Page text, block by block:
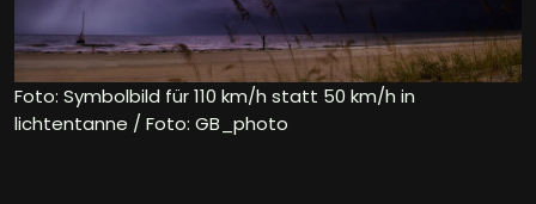
Foto: Symbolbild für 110 km/h statt 50 km/h in
lichtentanne / Foto: GB_photo